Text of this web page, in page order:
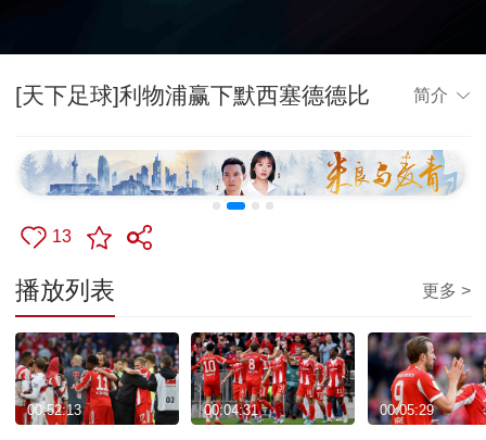
[天下足球]利物浦赢下默西塞德德比 简介
13
播放列表 更多 >
00:52:13 00:04:31 00:05:29